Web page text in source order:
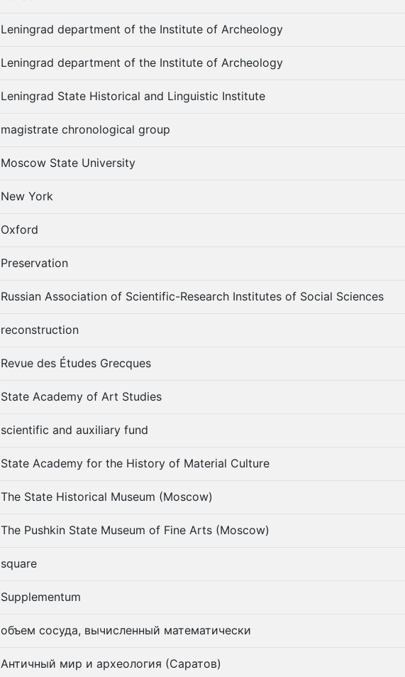
Leningrad department of the Institute of Archeology
Leningrad department of the Institute of Archeology
Leningrad State Historical and Linguistic Institute
magistrate chronological group
Moscow State University
New York
Oxford
Preservation
Russian Association of Scientific-Research Institutes of Social Sciences
reconstruction
Revue des Études Grecques
State Academy of Art Studies
scientific and auxiliary fund
State Academy for the History of Material Culture
The State Historical Museum (Moscow)
The Pushkin State Museum of Fine Arts (Moscow)
square
Supplementum
объем сосуда, вычисленный математически
Античный миp и аpхеология (Саpатов)